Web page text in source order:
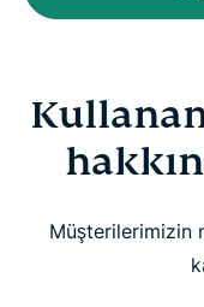
Müşterilerimizin